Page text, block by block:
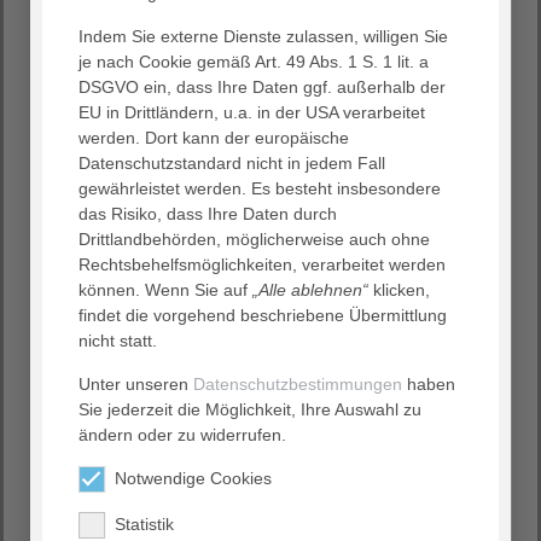
17. August 2020
Informationen zu personellen Veränderungen sowie
aktuelles zum Schutz- und Besuchskonzept
Sehr geehrte Damen und Herren,
wir möchten Sie heute informieren, dass Frau Annika
Kiene, Pflegedienstleitung im Haus Salem, aktuell
erkrankt ist und aus eigenem Wunsch das Unternehmen
zum 31.08.2020 verlässt, um eine neue Tätigkeit und
Herausforderungen anzunehmen. Wir alle bedauern
diesen Entschluss von Frau Kiene sehr, hat sie doch
durch Ihre Freundlichkeit, Zugewandtheit und fachliche
Haus positiv mitgestaltet. Gleichzeitig ha­ ben wir…
15. Mai 2020
Indem Sie externe Dienste zulassen, willigen Sie
je nach Cookie gemäß Art. 49 Abs. 1 S. 1 lit. a
DSGVO ein, dass Ihre Daten ggf. außerhalb der
EU in Drittländern, u.a. in der USA verarbeitet
werden. Dort kann der europäische
Datenschutzstandard nicht in jedem Fall
gewährleistet werden. Es besteht insbesondere
das Risiko, dass Ihre Daten durch
Drittlandbehörden, möglicherweise auch ohne
Rechtsbehelfsmöglichkeiten, verarbeitet werden
können. Wenn Sie auf „Alle ablehnen“ klicken,
findet die vorgehend beschriebene Übermittlung
nicht statt.
Unter unseren Datenschutzbestimmungen haben
Sie jederzeit die Möglichkeit, Ihre Auswahl zu
ändern oder zu widerrufen.
Notwendige Cookies
Statistik